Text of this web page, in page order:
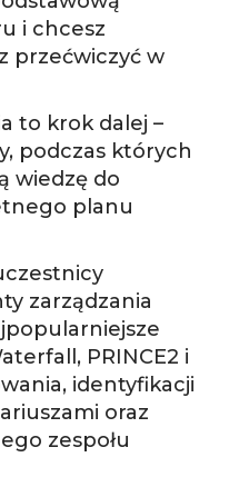
i chcesz
przećwiczyć w
to krok dalej –
podczas których
wiedzę do
planu
zarządzania
PRINCE2 i
identyfikacji
oraz
zespołu